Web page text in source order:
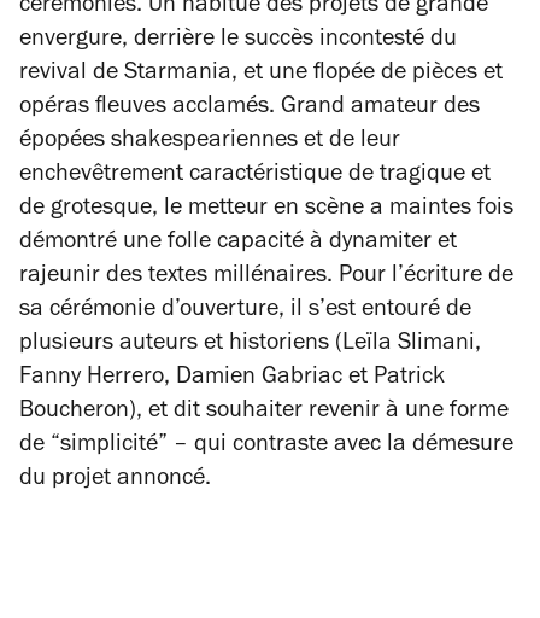
cérémonies. Un habitué des projets de grande
envergure, derrière le succès incontesté du
revival de Starmania, et une flopée de pièces et
opéras fleuves acclamés. Grand amateur des
épopées shakespeariennes et de leur
enchevêtrement caractéristique de tragique et
de grotesque, le metteur en scène a maintes fois
démontré une folle capacité à dynamiter et
rajeunir des textes millénaires. Pour l’écriture de
sa cérémonie d’ouverture, il s’est entouré de
plusieurs auteurs et historiens (Leïla Slimani,
Fanny Herrero, Damien Gabriac et Patrick
Boucheron), et dit souhaiter revenir à une forme
de “simplicité” – qui contraste avec la démesure
du projet annoncé.